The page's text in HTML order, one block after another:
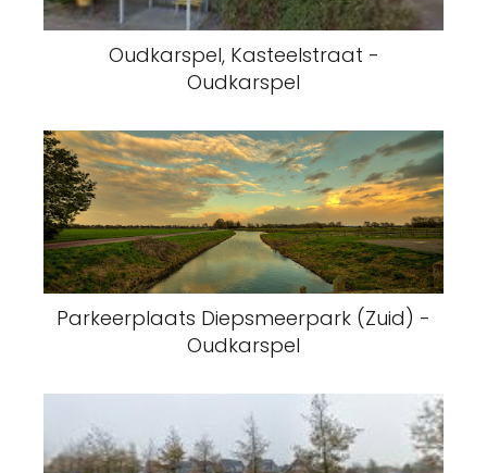
Oudkarspel, Kasteelstraat -
Oudkarspel
Parkeerplaats Diepsmeerpark (Zuid) -
Oudkarspel